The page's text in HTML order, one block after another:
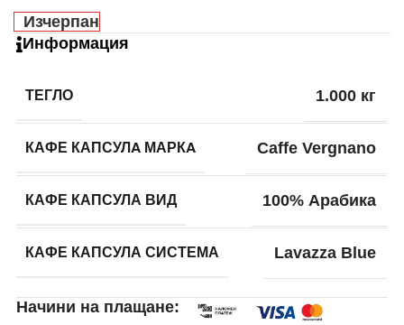
Изчерпан
Информация
ТЕГЛО 1.000 кг
КАФЕ КАПСУЛA МАРКA Caffe Vergnano
КАФЕ КАПСУЛА ВИД 100% Арабика
КАФЕ КАПСУЛА СИСТЕМА Lavazza Blue
Начини на плащане: